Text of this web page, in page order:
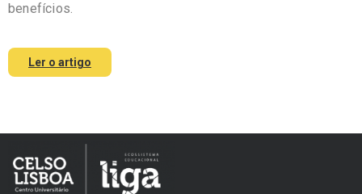
benefícios.
Ler o artigo